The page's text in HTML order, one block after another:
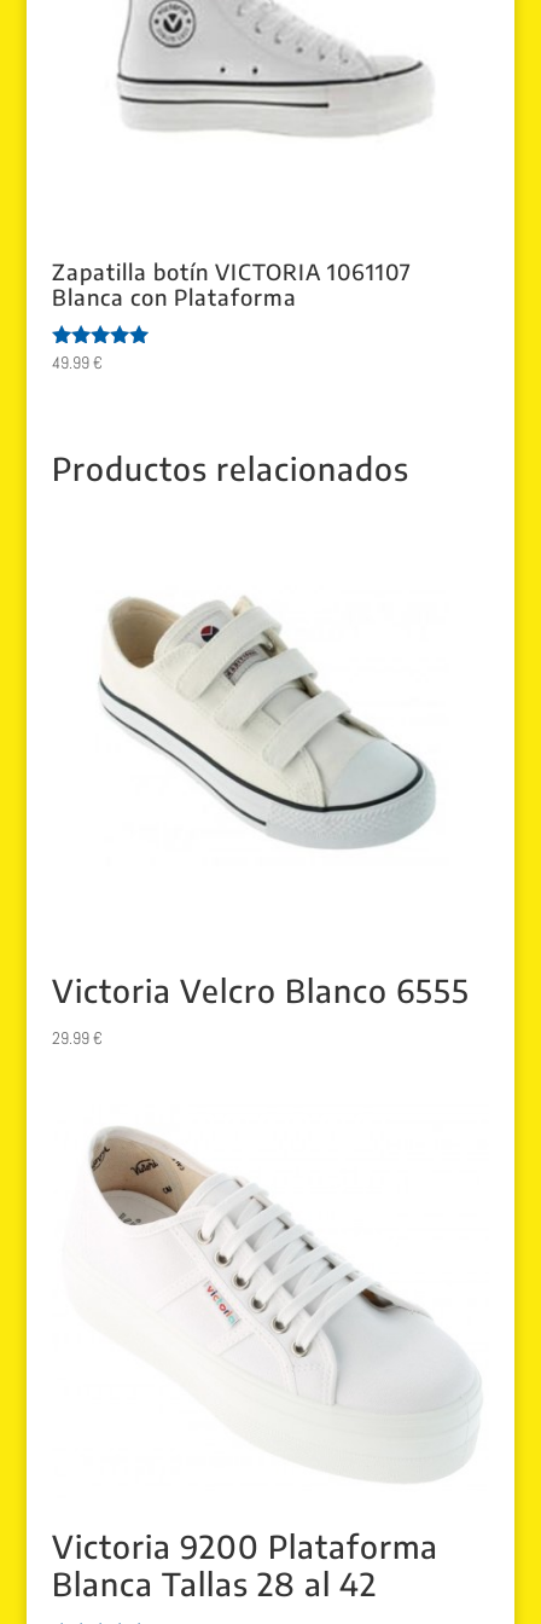
Zapatilla botín VICTORIA 1061107
Blanca con Plataforma
Valorado
49.99€
Productos relacionados
Victoria Velcro Blanco 6555
29.99€
Victoria 9200 Plataforma
Blanca Tallas 28 al 42